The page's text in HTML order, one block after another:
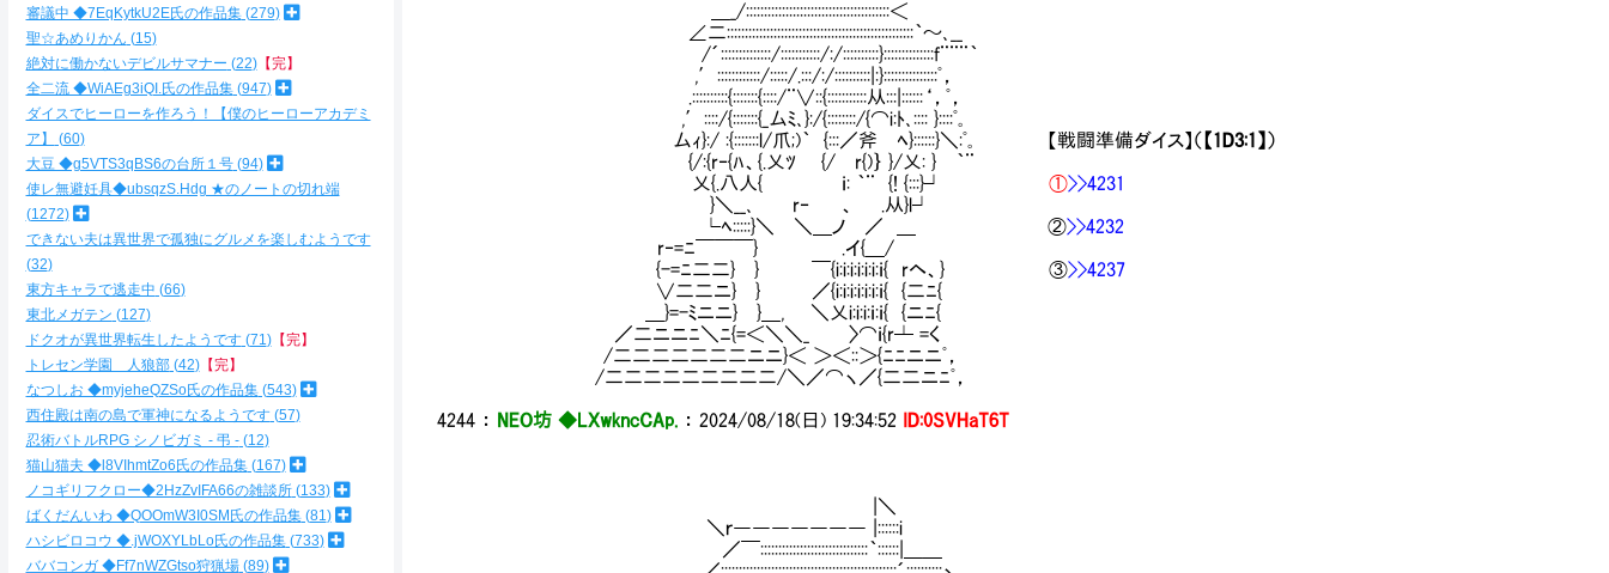
＿_/::::::::::::::::::::::::::::::::::::::::＜
∠二::::::::::::::::::::::::::::::::::::::::::::::::::::｀～､__
/´::::::::::::::/:::::::::::/:/::::::::::}::::::::::::::f¨¨¨｀
,′::::::::::::/:::::/.:::/:/::::::::::|:}:::::::::::::::ﾟ，
.::::::::::{:::::::{::::/¨∨::{:::::::::::从:::|::::::‘，ﾟ，
,′::::/{:::::::{_厶ﾐ､}:/{::::::::/{⌒i:ﾄ､:::: }::::ﾟ｡
厶ｨ}:/ :{:::::::l/爪;)｀ {:::／斧㍉ﾍ}::::::}＼:ﾟ｡ 【戦闘準備ダイス】（ 【1D3:1】 ）
{/:{r‐{ﾊ、{.乂ﾂ {/ r{)｝ }/乂: } ｀¨
乂{.八人{ ｉ: ｀¨ {! {:::}┘ ①>>4231
}＼__､ r‐ 、 .从}l┘
└ﾍ:::::}＼ ＼＿ノ ／ ＿ ②>>4232
r‐=ﾆ￣￣￣} .イ{＿/
{-=ﾆ二二} } ￣{i:i:i:i:i:i:ｉ{ rヘ、} ③>>4237
∨二二ニ} } ／{i:i:i:i:i:i:ｉ{ {二ﾆ{
＿}=-ﾐニニ} }＿, ＼乂i:i:i:ｉ:ｉ{ {ニﾆ{
／二ニニﾆ＼ﾆ{=＜＼＼_ 〉⌒ｉ{r┴ =く
/二二二二二二二ニニ}＜ ＞＜::＞{ﾆﾆニニﾟ，
/二二二二二二二二二/＼／⌒ヽ／{二二ニﾆﾟ，
4244 ： NEO坊 ◆LXwkncCAp. ： 2024/08/18(日) 19:34:52 ID:0SVHaT6T
|＼
＼ｒ――――――― |::::::i
／￣::::::::::::::::::::::::::::::｀::::::|＿＿
審議中 ◆7EqKytkU2E氏の作品集 279
聖☆あめりかん 15
絶対に働かないデビルサマナー 22 【完】
全二流 ◆WiAEg3iQI.氏の作品集 947
ダイスでヒーローを作ろう！【僕のヒーローアカデミ
ア】
60
大豆 ◆g5VTS3qBS6の台所１号 94
使レ無避妊具◆ubsqzS.Hdg ★のノートの切れ端
1272
できない夫は異世界で孤独にグルメを楽しむようです
32
東方キャラで逃走中 66
東北メガテン 127
ドクオが異世界転生したようです 71 【完】
トレセン学園 人狼部 42 【完】
なつしお ◆myjeheQZSo氏の作品集 543
西住殿は南の島で軍神になるようです 57
忍術バトルRPG シノビガミ - 弔 - 12
猫山猫夫 ◆l8VIhmtZo6氏の作品集 167
ノコギリフクロー◆2HzZvIFA66の雑談所 133
ばくだんいわ ◆QOOmW3I0SM氏の作品集 81
ハシビロコウ ◆.jWOXYLbLo氏の作品集 733
ババコンガ ◆Ff7nWZGtso狩猟場 89